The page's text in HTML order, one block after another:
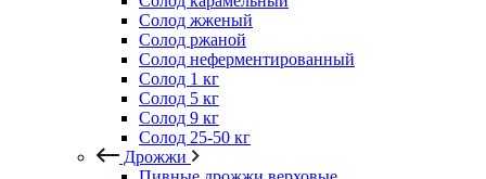
Солод жженый
Солод ржаной
Солод неферментированный
Солод 1 кг
Солод 5 кг
Солод 9 кг
Солод 25-50 кг
Дрожжи